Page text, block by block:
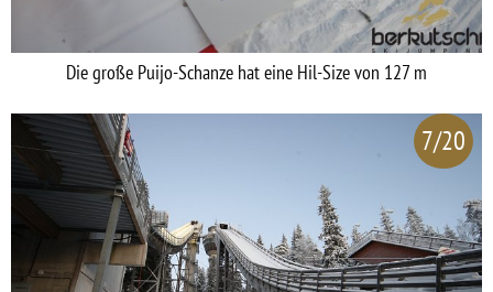
Die große Puijo-Schanze hat eine Hil-Size von 127 m
7/20